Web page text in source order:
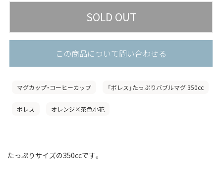
この商品について問い合わせる
マグカップ・コーヒーカップ 「ボレス」たっぷりバブルマグ 350cc
ボレス オレンジ×茶色小花
たっぷりサイズの350ccです。